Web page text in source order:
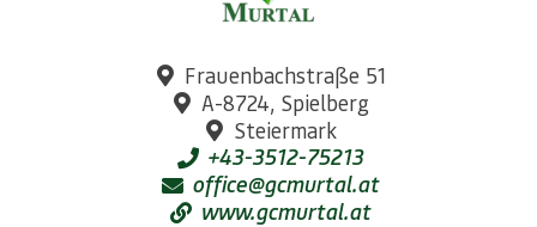
Frauenbachstraße 51
A-8724, Spielberg
Steiermark
+43-3512-75213
office@gcmurtal.at
www.gcmurtal.at